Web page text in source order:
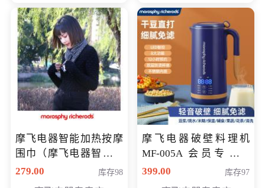
摩飞电器智能加热按摩
围巾（摩飞电器智能加
热按摩围脖） 会员专享
279.00 库存98
摩飞电器破壁料理机
MF-005A 会员专享价
198元
399.00 库存97